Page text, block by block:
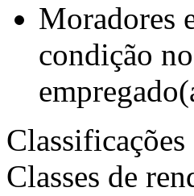
Moradores
condição
Classificações
Classes de